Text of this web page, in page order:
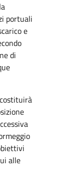
portuali
e
di
alle